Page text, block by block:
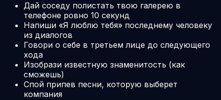
Дай соседу полистать твою галерею в
телефоне ровно 10 секунд
Напиши «Я люблю тебя» последнему человеку
из диалогов
Говори о себе в третьем лице до следующего
хода
Изобрази известную знаменитость (как
сможешь)
Спой припев песни, которую выберет
компания